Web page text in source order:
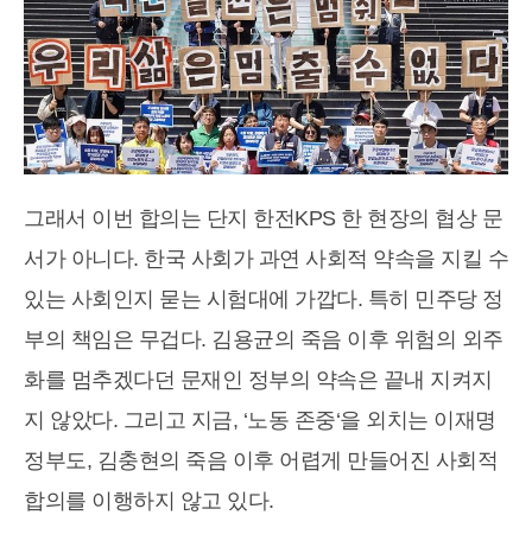
그래서 이번 합의는 단지 한전KPS 한 현장의 협상 문
서가 아니다. 한국 사회가 과연 사회적 약속을 지킬 수
있는 사회인지 묻는 시험대에 가깝다. 특히 민주당 정
부의 책임은 무겁다. 김용균의 죽음 이후 위험의 외주
화를 멈추겠다던 문재인 정부의 약속은 끝내 지켜지
지 않았다. 그리고 지금, ‘노동 존중‘을 외치는 이재명
정부도, 김충현의 죽음 이후 어렵게 만들어진 사회적
합의를 이행하지 않고 있다.